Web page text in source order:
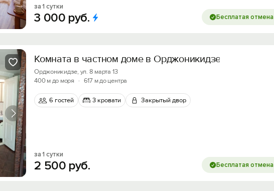
за 1 сутки
3 000 руб. Бесплатая отмена
Комната в частном доме в Орджоникидзе
Орджоникидзе, ул. 8 марта 13
400 м до моря
· 617 м до центра
6 гостей 3 кровати Закрытый двор
за 1 сутки
2 500 руб. Бесплатая отмена